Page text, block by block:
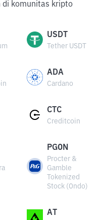
di komunitas kripto
USDT
Tether USDT
ADA
Cardano
CTC
Creditcoin
PGON
Procter &
Gamble
Tokenized
Stock (Ondo)
AT